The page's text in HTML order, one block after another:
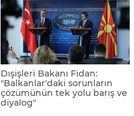
Dışişleri Bakanı Fidan:
"Balkanlar'daki sorunların
çözümünün tek yolu barış ve
diyalog"